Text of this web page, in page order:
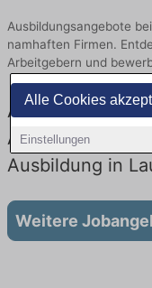
Alle Cookies
Einstellungen
Ausbildungsangebote
namhaften Firmen.
Arbeitgebern und
Ausbildung in
Aktuell gibt es
Ausbildung in
Weitere